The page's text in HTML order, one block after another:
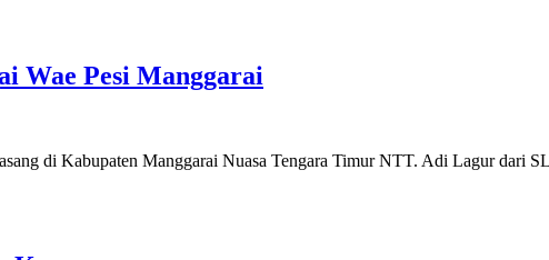
Wae Pesi Manggarai
di Kabupaten Manggarai Nuasa Tengara Timur NTT. Adi Lagur dari